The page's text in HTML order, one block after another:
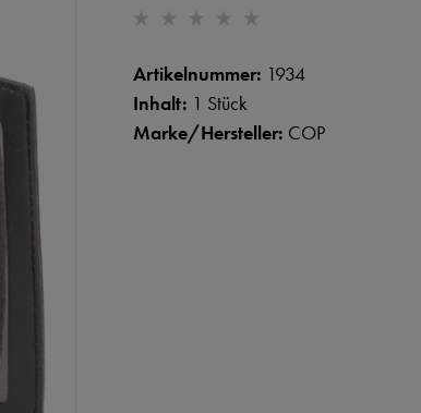
Artikelnummer: 1934
Inhalt: 1 Stück
Marke/Hersteller: COP